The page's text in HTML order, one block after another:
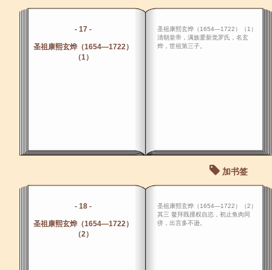
- 17 -
圣祖康熙玄烨（1654―1722）
（1）
圣祖康熙玄烨（1654―1722）（1）
清朝皇帝，满族爱新觉罗氏，名玄
烨，世祖第三子。
加书签
- 18 -
圣祖康熙玄烨（1654―1722）
（2）
圣祖康熙玄烨（1654―1722）（2）
其三 鳌拜既擅权自恣，初止鱼肉同
侪，出言多不逊。